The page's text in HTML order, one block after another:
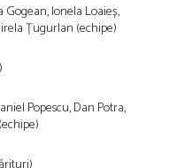
Gogean, Ionela Loaieș,
Țugurlan (echipe)
Popescu, Dan Potra,